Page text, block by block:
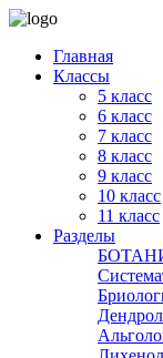
Главная
Классы
5 класс
6 класс
7 класс
8 класс
9 класс
10 класс
11 класс
Разделы